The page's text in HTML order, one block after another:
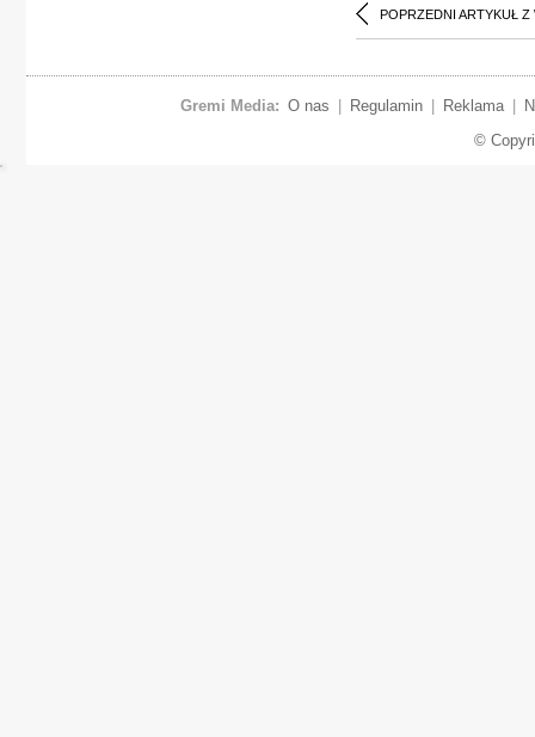
POPRZEDNI ARTYKUŁ Z
Gremi Media: O nas Regulamin Reklama
©